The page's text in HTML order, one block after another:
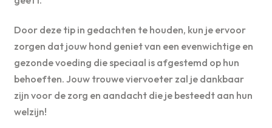
Door deze tip in gedachten te houden, kun je ervoor
zorgen dat jouw hond geniet van een evenwichtige en
gezonde voeding die speciaal is afgestemd op hun
behoeften. Jouw trouwe viervoeter zal je dankbaar
zijn voor de zorg en aandacht die je besteedt aan hun
welzijn!